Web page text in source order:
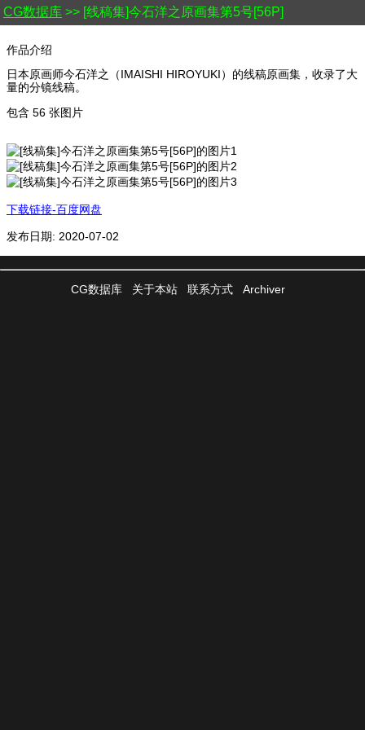
CG数据库 >> [线稿集]今石洋之原画集第5号[56P]
作品介绍
日本原画师今石洋之（IMAISHI HIROYUKI）的线稿原画集，收录了大
量的分镜线稿。
包含 56 张图片
下载链接-百度网盘
发布日期: 2020-07-02
CG数据库 关于本站 联系方式 Archiver